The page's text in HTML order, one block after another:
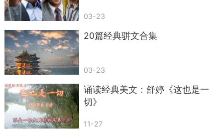
从被窝里、灯光下发现小确幸才是真会过日
子。
03-23
20篇经典骈文合集
03-23
诵读经典美文：舒婷《这也是一
切》
11-27